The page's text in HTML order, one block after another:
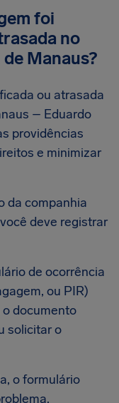
foi
no
Manaus?
ou atrasada
– Eduardo
providências
e minimizar
da companhia
deve registrar
de ocorrência
ou PIR)
documento
solicitar o
o formulário